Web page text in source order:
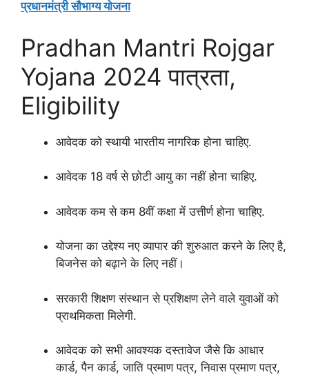
प्रधानमंत्री सौभाग्य योजना
Pradhan Mantri Rojgar
Yojana 2024 पात्रता,
Eligibility
आवेदक को स्थायी भारतीय नागरिक होना चाहिए.
आवेदक 18 वर्ष से छोटी आयु का नहीं होना चाहिए.
आवेदक कम से कम 8वीं कक्षा में उत्तीर्ण होना चाहिए.
योजना का उद्देश्य नए व्यापार की शुरुआत करने के लिए है,
बिजनेस को बढ़ाने के लिए नहीं।
सरकारी शिक्षण संस्थान से प्रशिक्षण लेने वाले युवाओं को
प्राथमिकता मिलेगी.
आवेदक को सभी आवश्यक दस्तावेज जैसे कि आधार
कार्ड, पैन कार्ड, जाति प्रमाण पत्र, निवास प्रमाण पत्र,